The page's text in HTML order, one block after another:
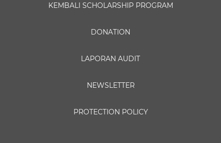
KEMBALI SCHOLARSHIP PROGRAM
DONATION
LAPORAN AUDIT
NEWSLETTER
PROTECTION POLICY